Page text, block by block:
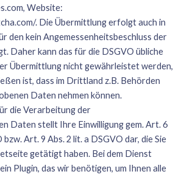
, Website:
. Die Übermittlung erfolgt auch in
den kein Angemessenheitsbeschluss der
Daher kann das für die DSGVO übliche
Übermittlung nicht gewährleistet werden,
ist, dass im Drittland z.B. Behörden
Daten nehmen können.
die Verarbeitung der
Daten stellt Ihre Einwilligung gem. Art. 6
bzw. Art. 9 Abs. 2 lit. a DSGVO dar, die Sie
getätigt haben. Bei dem Dienst
Plugin, das wir benötigen, um Ihnen alle